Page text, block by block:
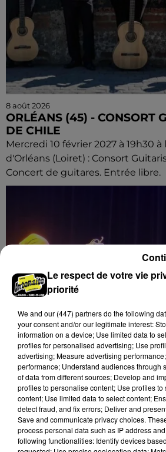
8 août 2026
ORLÉANS (45) - CONSORT
DE CHILE
Mercredi 10 février 2027 à 19h30
d'Orléans (Loiret) : Consort
Concert de guitares. Entrée libre.
8 août 2026
LUISANT - SPECTACLE :
CHORÉGRAPHIÉ
Vendredi 28 mai 2027 à 20h30 à
de Luisant : Combat
Le respect de votre vie
priorité
We and our (447) partnersdo the following
your consent and/or our legitimate interest:
information on a device; Use limited data to
profiles for personalised advertising; Use
advertising; Measure advertising
performance; Understand audiences through
of data from different sources; Develop and
profiles to personalise content; Use profiles
content; Use limited data to select content;
detect fraud, and fix errors; Deliver and
Save and communicate privacy choices.
process personal data such as IP address
following functionalities: Identify devices